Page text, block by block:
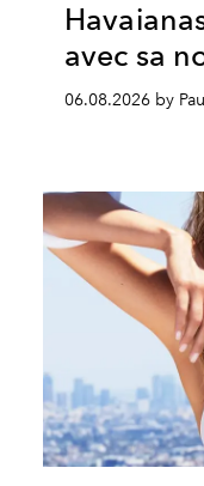
avec sa
06.08.2026 by